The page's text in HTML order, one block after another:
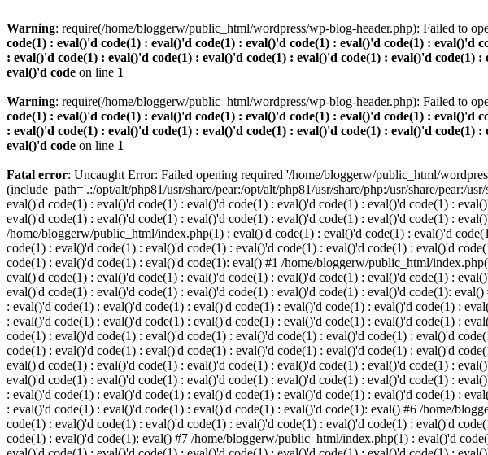
Warning: require(/home/bloggerw/public_html/wordpress/wp-blog-header.php): Failed to
code(1) : eval()'d code(1) : eval()'d code(1) : eval()'d code(1) : eval()'d code(1) : eval()'d
: eval()'d code(1) : eval()'d code(1) : eval()'d code(1) : eval()'d code(1) : eval()'d
eval()'d code on line 1
Warning: require(/home/bloggerw/public_html/wordpress/wp-blog-header.php): Failed to
code(1) : eval()'d code(1) : eval()'d code(1) : eval()'d code(1) : eval()'d code(1) : eval()'d
: eval()'d code(1) : eval()'d code(1) : eval()'d code(1) : eval()'d code(1) : eval()'d
eval()'d code on line 1
Fatal error: Uncaught Error: Failed opening required '/home/bloggerw/public_html/
(include_path='.:/opt/alt/php81/usr/share/pear:/opt/alt/php81/usr/share/php:/usr/share/pear:/
eval()'d code(1) : eval()'d code(1) : eval()'d code(1) : eval()'d code(1) : eval()'d code(1) :
eval()'d code(1) : eval()'d code(1) : eval()'d code(1) : eval()'d code(1) : eval()'d code(1) :
/home/bloggerw/public_html/index.php(1) : eval()'d code(1) : eval()'d code(1) : eval()'d
code(1) : eval()'d code(1) : eval()'d code(1) : eval()'d code(1) : eval()'d code(1) : eval()'d
code(1) : eval()'d code(1) : eval()'d code(1): eval() #1 /home/bloggerw/public_html/
eval()'d code(1) : eval()'d code(1) : eval()'d code(1) : eval()'d code(1) : eval()'d code(1) :
eval()'d code(1) : eval()'d code(1) : eval()'d code(1) : eval()'d code(1) : eval()'d code(1):
: eval()'d code(1) : eval()'d code(1) : eval()'d code(1) : eval()'d code(1) : eval()'d code(1) :
: eval()'d code(1) : eval()'d code(1) : eval()'d code(1) : eval()'d code(1) : eval()'d code(1) :
code(1) : eval()'d code(1) : eval()'d code(1) : eval()'d code(1) : eval()'d code(1) : eval()'d
code(1) : eval()'d code(1) : eval()'d code(1) : eval()'d code(1) : eval()'d code(1) : eval()'d
eval()'d code(1) : eval()'d code(1) : eval()'d code(1) : eval()'d code(1) : eval()'d code(1) :
eval()'d code(1) : eval()'d code(1) : eval()'d code(1) : eval()'d code(1) : eval()'d code(1) :
: eval()'d code(1) : eval()'d code(1) : eval()'d code(1) : eval()'d code(1) : eval()'d code(1) :
: eval()'d code(1) : eval()'d code(1) : eval()'d code(1) : eval()'d code(1): eval() #6 /home/
code(1) : eval()'d code(1) : eval()'d code(1) : eval()'d code(1) : eval()'d code(1) : eval()'d
code(1) : eval()'d code(1): eval() #7 /home/bloggerw/public_html/index.php(1) : eval()'d